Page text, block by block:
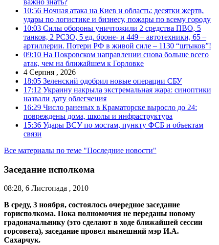
10:56 Ночная атака на Киев и область: десятки жертв,
удары по логистике и бизнесу, пожары по всему городу
10:03 Силы обороны уничтожили 2 средства ПВО, 5
танков, 2 РСЗО, 5 ед. броне- и 449 – автотехники, 65 –
артиллерии. Потери РФ в живой силе – 1130 “штыков”!
09:10 На Покровском направлении снова больше всего
атак, чем на ближайшем к Горловке
4 Серпня , 2026
18:05 Зеленский одобрил новые операции СБУ
17:12 Украину накрыла экстремальная жара: синоптики
назвали дату облегчения
16:29 Число раненых в Краматорске выросло до 24:
повреждены дома, школы и инфраструктура
15:36 Удары ВСУ по мостам, пункту ФСБ и объектам
связи
Все материалы по теме "Последние новости"
Заседание исполкома
08:28, 6 Листопада , 2010
В среду, 3 ноября, состоялось очередное заседание
горисполкома. Пока полномочия не переданы новому
градоначальнику (это сделают в ходе ближайшей сессии
горсовета), заседание провел нынешний мэр И.А.
Сахарчук.